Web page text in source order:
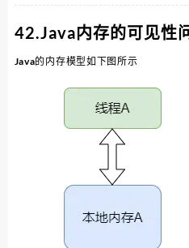
42.Java内存的可见性
Java的内存模型如下图所示